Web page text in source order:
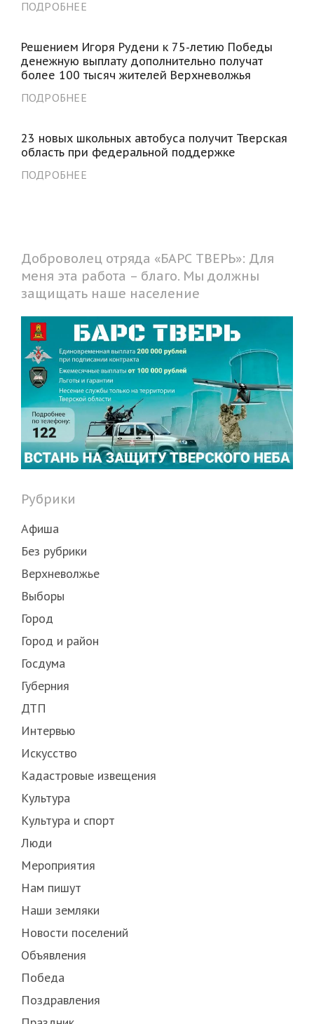
ПОДРОБНЕЕ
Решением Игоря Рудени к 75-летию Победы
денежную выплату дополнительно получат
более 100 тысяч жителей Верхневолжья
ПОДРОБНЕЕ
23 новых школьных автобуса получит Тверская
область при федеральной поддержке
ПОДРОБНЕЕ
Доброволец отряда «БАРС ТВЕРЬ»: Для
меня эта работа – благо. Мы должны
защищать наше население
Рубрики
Афиша
Без рубрики
Верхневолжье
Выборы
Город
Город и район
Госдума
Губерния
ДТП
Интервью
Искусство
Кадастровые извещения
Культура
Культура и спорт
Люди
Мероприятия
Нам пишут
Наши земляки
Новости поселений
Объявления
Победа
Поздравления